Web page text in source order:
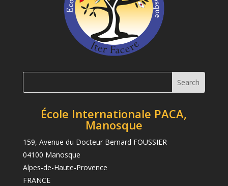
École Internationale PACA,
Manosque
159, Avenue du Docteur Bernard FOUSSIER
04100 Manosque
Alpes-de-Haute-Provence
FRANCE